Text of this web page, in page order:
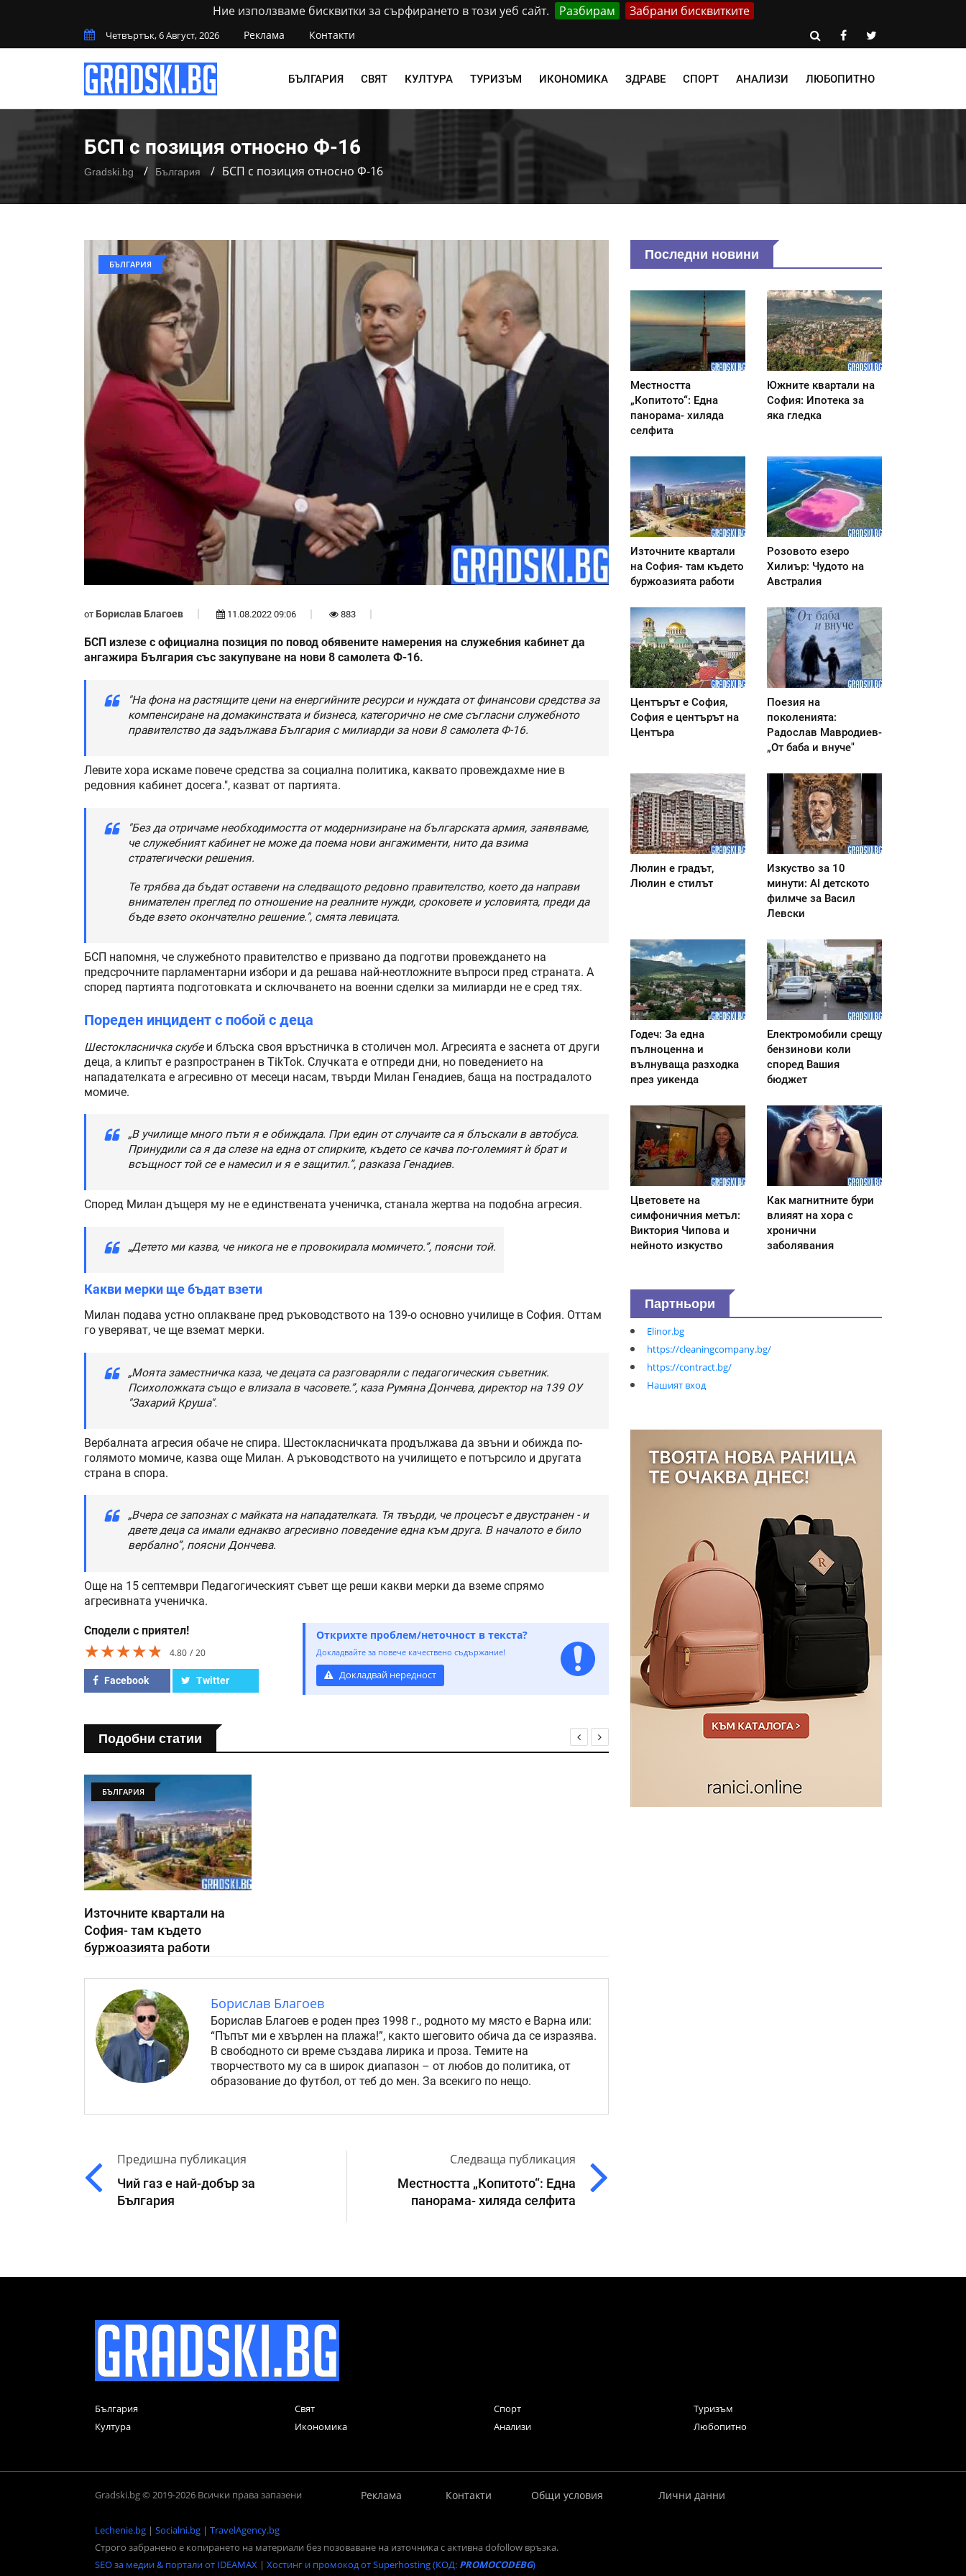
Ние използваме бисквитки за сърфирането в този уеб сайт. Разбирам Забрани бисквитките
Четвъртък, 6 Август, 2026 Реклама Контакти
БЪЛГАРИЯ СВЯТ КУЛТУРА ТУРИЗЪМ ИКОНОМИКА ЗДРАВЕ СПОРТ АНАЛИЗИ ЛЮБОПИТНО
БСП с позиция относно Ф-16
Gradski.bg България БСП с позиция относно Ф-16
БЪЛГАРИЯ
от Борислав Благоев 11.08.2022 09:06 883
БСП излезе с официална позиция по повод обявените намерения на служебния кабинет да
ангажира България със закупуване на нови 8 самолета Ф-16.
"На фона на растящите цени на енергийните ресурси и нуждата от финансови средства за
компенсиране на домакинствата и бизнеса, категорично не сме съгласни служебното
правителство да задължава България с милиарди за нови 8 самолета Ф-16.
Левите хора искаме повече средства за социална политика, каквато провеждахме ние в
редовния кабинет досега.", казват от партията.
"Без да отричаме необходимостта от модернизиране на българската армия, заявяваме,
че служебният кабинет не може да поема нови ангажименти, нито да взима
стратегически решения.
Те трябва да бъдат оставени на следващото редовно правителство, което да направи
внимателен преглед по отношение на реалните нужди, сроковете и условията, преди да
бъде взето окончателно решение.", смята левицата.
БСП напомня, че служебното правителство е призвано да подготви провеждането на
предсрочните парламентарни избори и да решава най-неотложните въпроси пред страната. А
според партията подготовката и сключването на военни сделки за милиарди не е сред тях.
Пореден инцидент с побой с деца
Шестокласничка скубеи блъска своя връстничка в столичен мол. Агресията е заснета от други
деца, а клипът е разпространен в TikTok. Случката е отпреди дни, но поведението на
нападателката е агресивно от месеци насам, твърди Милан Генадиев, баща на пострадалото
момиче.
„В училище много пъти я е обиждала. При един от случаите са я блъскали в автобуса.
Принудили са я да слезе на една от спирките, където се качва по-големият ѝ брат и
всъщност той се е намесил и я е защитил.”, разказа Генадиев.
Според Милан дъщеря му не е единствената ученичка, станала жертва на подобна агресия.
„Детето ми казва, че никога не е провокирала момичето.”, поясни той.
Какви мерки ще бъдат взети
Милан подава устно оплакване пред ръководството на 139-о основно училище в София. Оттам
го уверяват, че ще вземат мерки.
„Моята заместничка каза, че децата са разговаряли с педагогическия съветник.
Психоложката също е влизала в часовете.”, каза Румяна Дончева, директор на 139 ОУ
"Захарий Круша".
Вербалната агресия обаче не спира. Шестокласничката продължава да звъни и обижда по-
голямото момиче, казва още Милан. А ръководството на училището е потърсило и другата
страна в спора.
„Вчера се запознах с майката на нападателката. Тя твърди, че процесът е двустранен - и
двете деца са имали еднакво агресивно поведение една към друга. В началото е било
вербално”, поясни Дончева.
Още на 15 септември Педагогическият съвет ще реши какви мерки да вземе спрямо
агресивната ученичка.
Сподели с приятел!
★★★★★
★★★★★
★★★★★ 4.80 20
Facebook Twitter
Открихте проблем/неточност в текста?
Докладвайте за повече качествено съдържание!
Докладвай нередност
Подобни статии
БЪЛГАРИЯ
Източните квартали на
София- там където
буржоазията работи
Борислав Благоев
Борислав Благоев е роден през 1998 г., родното му място е Варна или:
“Пъпът ми е хвърлен на плажа!”, както шеговито обича да се изразява.
В свободното си време създава лирика и проза. Темите на
творчеството му са в широк диапазон – от любов до политика, от
образование до футбол, от теб до мен. За всекиго по нещо.
Предишна публикация
Чий газ е най-добър за
България
Следваща публикация
Местността „Копитото“: Една
панорама- хиляда селфита
Последни новини
Местността
„Копитото“: Една
панорама- хиляда
селфита
Южните квартали на
София: Ипотека за
яка гледка
Източните квартали
на София- там където
буржоазията работи
Розовото езеро
Хилиър: Чудото на
Австралия
Центърът е София,
София е центърът на
Центъра
Поезия на
поколенията:
Радослав Мавродиев-
„От баба и внуче"
Люлин е градът,
Люлин е стилът
Изкуство за 10
минути: AI детското
филмче за Васил
Левски
Годеч: За една
пълноценна и
вълнуваща разходка
през уикенда
Електромобили срещу
бензинови коли
според Вашия
бюджет
Цветовете на
симфоничния метъл:
Виктория Чипова и
нейното изкуство
Как магнитните бури
влияят на хора с
хронични
заболявания
Партньори
Elinor.bg
https://cleaningcompany.bg/
https://contract.bg/
Нашият вход
България Свят Спорт
Туризъм
Култура
Икономика Анализи Любопитно
Gradski.bg © 2019-2026 Всички права запазени Реклама Контакти Общи условия Лични данни
Lechenie.bg | Socialni.bg | TravelAgency.bg
Строго забранено е копирането на материали без позоваване на източника с активна dofollow връзка.
SEO за медии & портали от IDEAMAX | Хостинг и промокод от Superhosting (КОД: PROMOCODEBG)